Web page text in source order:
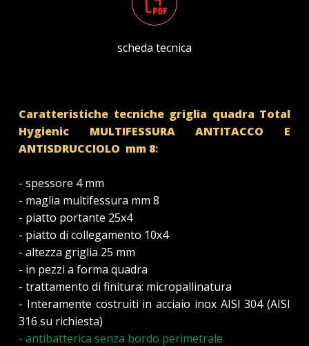
scheda tecnica
Caratteristiche tecniche griglia quadra Total
Hygienic MULTIFESSURAANTITACCO E
ANTISDRUCCIOLO mm 8:
- spessore 4 mm
- maglia multifessura mm 8
- piatto portante 25x4
- piatto di collegamento 10x4
- altezza griglia 25 mm
- in pezzi a forma quadra
- trattamento di finitura: micropallinatura
- Interamente costruiti in acciaio inox AISI 304 (AISI
316 su richiesta)
- antibatterica senza bordo perimetrale